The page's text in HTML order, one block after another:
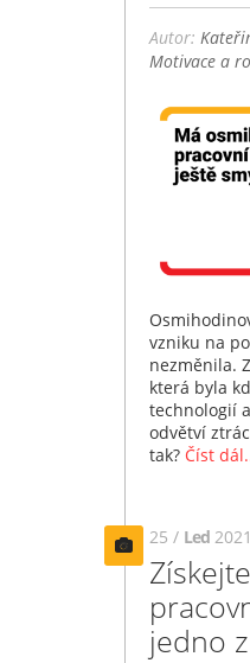
Autor:
Motivace a
vzniku na
nezměnila.
která byla
technologií
odvětví
tak? Číst
25 / Led 2021
jedno